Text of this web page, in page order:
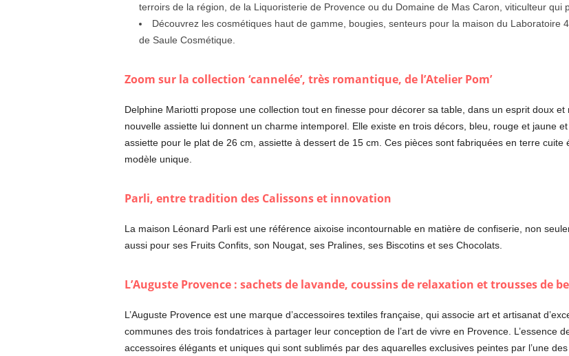
terroirs de la région, de la Liquoristerie de Provence ou du Domaine de Mas Caron, viticulteur qui
Découvrez les cosmétiques haut de gamme, bougies, senteurs pour la maison du Laboratoire 4
de Saule Cosmétique.
Zoom sur la collection ‘cannelée’, très romantique, de l’Atelier Pom’
Delphine Mariotti propose une collection tout en finesse pour décorer sa table, dans un esprit doux
nouvelle assiette lui donnent un charme intemporel. Elle existe en trois décors, bleu, rouge et jaune
assiette pour le plat de 26 cm, assiette à dessert de 15 cm. Ces pièces sont fabriquées en terre
modèle unique.
Parli, entre tradition des Calissons et innovation
La maison Léonard Parli est une référence aixoise incontournable en matière de confiserie, non
aussi pour ses Fruits Confits, son Nougat, ses Pralines, ses Biscotins et ses Chocolats.
L’Auguste Provence : sachets de lavande, coussins de relaxation et trousses de
L’Auguste Provence est une marque d’accessoires textiles française, qui associe art et artisanat
communes des trois fondatrices à partager leur conception de l’art de vivre en Provence. L’essence
accessoires élégants et uniques qui sont sublimés par des aquarelles exclusives peintes par l’une